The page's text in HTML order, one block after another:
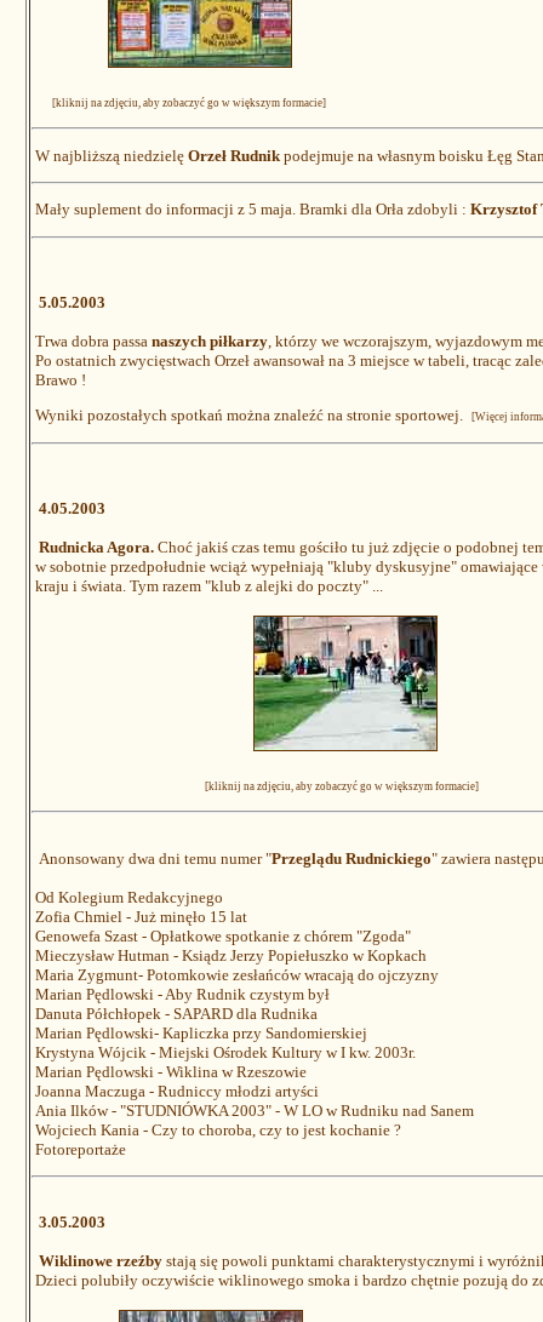
[kliknij na zdjęciu, aby zobaczyć go w większym formacie]
W najbliższą niedzielę Orzeł Rudnik podejmuje na własnym boisku Łęg
Mały suplement do informacji z 5 maja. Bramki dla Orła zdobyli : Krzysztof
5.05.2003
Trwa dobra passa naszych piłkarzy , którzy we wczorajszym, wyjazdowym
Po ostatnich zwycięstwach Orzeł awansował na 3 miejsce w tabeli, tracąc
Brawo !
Wyniki pozostałych spotkań można znaleźć na stronie sportowej.
[Więcej
4.05.2003
Rudnicka Agora. Choć jakiś czas temu gościło tu już zdjęcie o podobnej
w sobotnie przedpołudnie wciąż wypełniają "kluby dyskusyjne"
kraju i świata. Tym razem "klub z alejki do poczty" ...
[kliknij na zdjęciu, aby zobaczyć go w większym formacie]
Anonsowany dwa dni temu numer "Przeglądu Rudnickiego" zawiera
Od Kolegium Redakcyjnego
Zofia Chmiel - Już minęło 15 lat
Genowefa Szast - Opłatkowe spotkanie z chórem "Zgoda"
Mieczysław Hutman - Ksiądz Jerzy Popiełuszko w Kopkach
Maria Zygmunt- Potomkowie zesłańców wracają do ojczyzny
Marian Pędlowski - Aby Rudnik czystym był
Danuta Półchłopek - SAPARD dla Rudnika
Marian Pędlowski- Kapliczka przy Sandomierskiej
Krystyna Wójcik - Miejski Ośrodek Kultury w I kw. 2003r.
Marian Pędlowski - Wiklina w Rzeszowie
Joanna Maczuga - Rudniccy młodzi artyści
Ania Ilków - "STUDNIÓWKA 2003" - W LO w Rudniku nad Sanem
Wojciech Kania - Czy to choroba, czy to jest kochanie ?
Fotoreportaże
3.05.2003
Wiklinowe rzeźby stają się powoli punktami charakterystycznymi i
Dzieci polubiły oczywiście wiklinowego smoka i bardzo chętnie pozują do